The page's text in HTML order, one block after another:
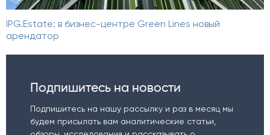
IPG.Estate: в бизнес-центре Green Lines новый
арендатор
Подпишитесь на новости
Подпишитесь на нашу рассылку и раз в месяц мы
будем присылать вам аналитические статьи,